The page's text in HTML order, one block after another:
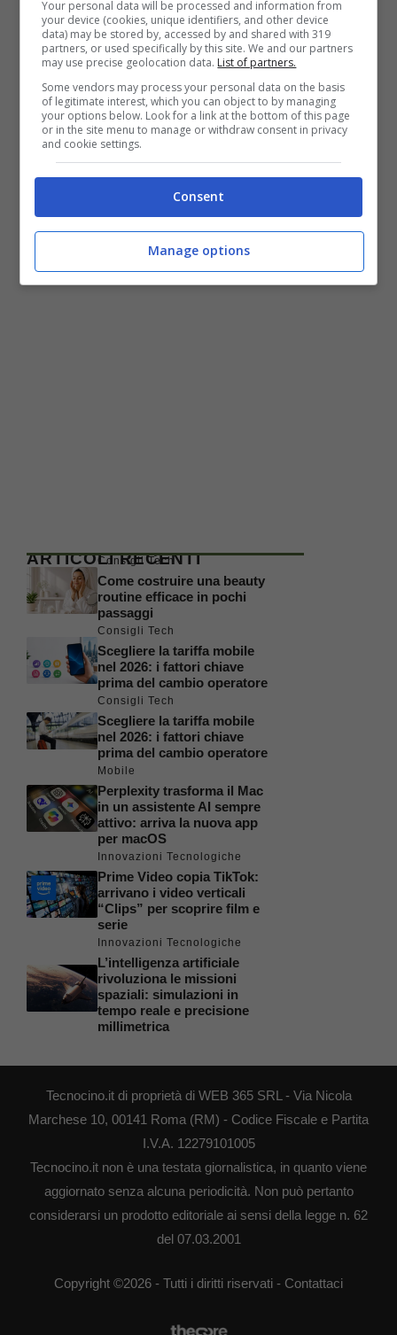
Categorie
Gadget
ARTICOLI RECENTI
Consigli Tech
Come costruire una beauty
routine efficace in pochi
passaggi
Consigli Tech
Scegliere la tariffa mobile
nel 2026: i fattori chiave
prima del cambio operatore
Consigli Tech
Scegliere la tariffa mobile
nel 2026: i fattori chiave
prima del cambio operatore
Mobile
Perplexity trasforma il Mac
in un assistente AI sempre
attivo: arriva la nuova app
per macOS
Innovazioni Tecnologiche
Prime Video copia TikTok:
arrivano i video verticali
“Clips” per scoprire film e
serie
Innovazioni Tecnologiche
L’intelligenza artificiale
rivoluziona le missioni
spaziali: simulazioni in
tempo reale e precisione
millimetrica
Tecnocino.it di proprietà di WEB 365 SRL - Via Nicola
Marchese 10, 00141 Roma (RM) - Codice Fiscale e Partita
I.V.A. 12279101005
Tecnocino.it non è una testata giornalistica, in quanto viene
aggiornato senza alcuna periodicità. Non può pertanto
considerarsi un prodotto editoriale ai sensi della legge n. 62
del 07.03.2001
Copyright ©2026 - Tutti i diritti riservati - Contattaci
Your personal data will be processed and information from
your device (cookies, unique identifiers, and other device
data) may be stored by, accessed by and shared with 319
partners, or used specifically by this site. We and our partners
may use precise geolocation data. List of partners.
Some vendors may process your personal data on the basis
of legitimate interest, which you can object to by managing
your options below. Look for a link at the bottom of this page
or in the site menu to manage or withdraw consent in privacy
and cookie settings.
Consent
Manage options